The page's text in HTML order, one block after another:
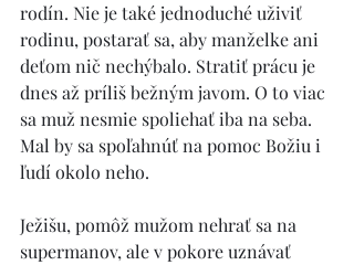
rodín. Nie je také jednoduché uživiť
rodinu, postarať sa, aby manželke ani
deťom nič nechýbalo. Stratiť prácu je
dnes až príliš bežným javom. O to viac
sa muž nesmie spoliehať iba na seba.
Mal by sa spoľahnúť na pomoc Božiu i
ľudí okolo neho.
Ježišu, pomôž mužom nehrať sa na
supermanov, ale v pokore uznávať